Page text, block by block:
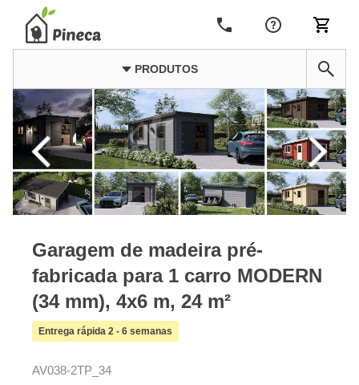
PRODUTOS
Garagem de madeira pré-
fabricada para 1 carro MODERN
(34 mm), 4x6 m, 24 m²
Entrega rápida 2 - 6 semanas
AV038-2TP_34